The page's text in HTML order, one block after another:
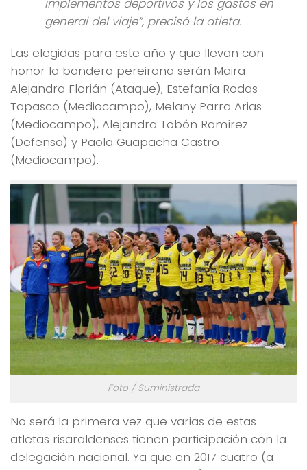
implementos deportivos y los gastos en
general del viaje”, precisó la atleta.
Las elegidas para este año y que llevan con
honor la bandera pereirana serán Maira
Alejandra Florián (Ataque), Estefanía Rodas
Tapasco (Mediocampo), Melany Parra Arias
(Mediocampo), Alejandra Tobón Ramírez
(Defensa) y Paola Guapacha Castro
(Mediocampo).
Foto / Suministrada
No será la primera vez que varias de estas
atletas risaraldenses tienen participación con la
delegación nacional. Ya que en 2017 cuatro (a